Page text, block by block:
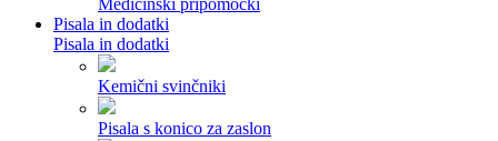
Medicinski pripomočki
Pisala in dodatki
Pisala in dodatki
Kemični svinčniki
Pisala s konico za zaslon